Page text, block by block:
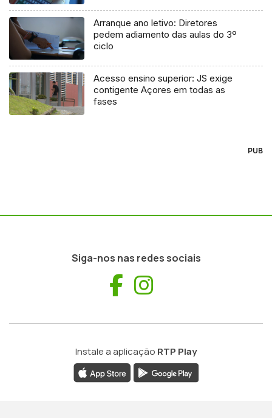
Arranque ano letivo: Diretores
pedem adiamento das aulas do 3º
ciclo
Acesso ensino superior: JS exige
contigente Açores em todas as
fases
PUB
Siga-nos nas redes sociais
Facebook
Instale a aplicação RTP Play